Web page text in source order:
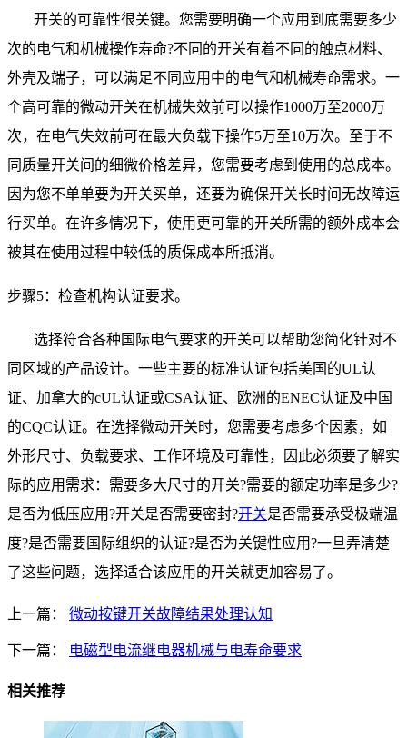
开关的可靠性很关键。您需要明确一个应用到底需要多少
次的电气和机械操作寿命?不同的开关有着不同的触点材料、
外壳及端子，可以满足不同应用中的电气和机械寿命需求。一
个高可靠的微动开关在机械失效前可以操作1000万至2000万
次，在电气失效前可在最大负载下操作5万至10万次。至于不
同质量开关间的细微价格差异，您需要考虑到使用的总成本。
因为您不单单要为开关买单，还要为确保开关长时间无故障运
行买单。在许多情况下，使用更可靠的开关所需的额外成本会
被其在使用过程中较低的质保成本所抵消。
步骤5：检查机构认证要求。
选择符合各种国际电气要求的开关可以帮助您简化针对不
同区域的产品设计。一些主要的标准认证包括美国的UL认
证、加拿大的cUL认证或CSA认证、欧洲的ENEC认证及中国
的CQC认证。在选择微动开关时，您需要考虑多个因素，如
外形尺寸、负载要求、工作环境及可靠性，因此必须要了解实
际的应用需求：需要多大尺寸的开关?需要的额定功率是多少?
是否为低压应用?开关是否需要密封?开关是否需要承受极端温
度?是否需要国际组织的认证?是否为关键性应用?一旦弄清楚
了这些问题，选择适合该应用的开关就更加容易了。
上一篇： 微动按键开关故障结果处理认知
下一篇： 电磁型电流继电器机械与电寿命要求
相关推荐